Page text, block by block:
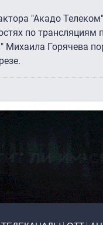
"Акадо
по трансляциям
Михаила Горячева